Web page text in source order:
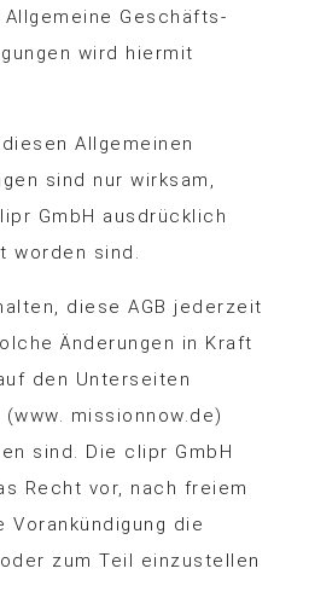
Geschäfts-
wird hiermit
Allgemeinen
sind nur wirksam,
GmbH ausdrücklich
worden sind.
diese AGB jederzeit
Änderungen in Kraft
den Unterseiten
missionnow.de)
sind. Die clipr GmbH
Recht vor, nach freiem
Vorankündigung die
zum Teil einzustellen